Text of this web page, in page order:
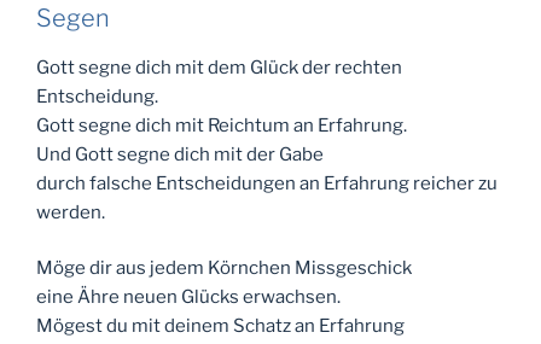
Segen
Gott segne dich mit dem Glück der rechten
Entscheidung.
Gott segne dich mit Reichtum an Erfahrung.
Und Gott segne dich mit der Gabe
durch falsche Entscheidungen an Erfahrung reicher zu
werden.
Möge dir aus jedem Körnchen Missgeschick
eine Ähre neuen Glücks erwachsen.
Mögest du mit deinem Schatz an Erfahrung